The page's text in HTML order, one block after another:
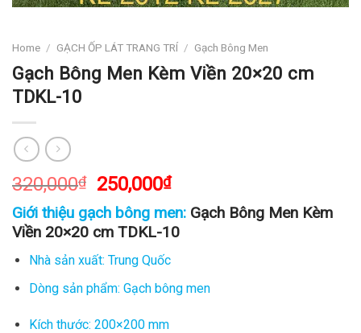
Home / GẠCH ỐP LÁT TRANG TRÍ / Gạch Bông Men
Gạch Bông Men Kèm Viền 20×20 cm
TDKL-10
320,000₫ 250,000₫
Giới thiệu gạch bông men: Gạch Bông Men Kèm
Viền 20×20 cm TDKL-10
Nhà sản xuất: Trung Quốc
Dòng sản phẩm: Gạch bông men
Kích thước: 200×200 mm